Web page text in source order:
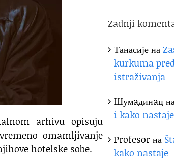
arhivu opisuju
omamljivanje
hotelske sobe.
Zadnji
Танасијена
kurkuma
istraživanja
Шумaдинaц
i kako nastaje
Profesorна
kako nastaje